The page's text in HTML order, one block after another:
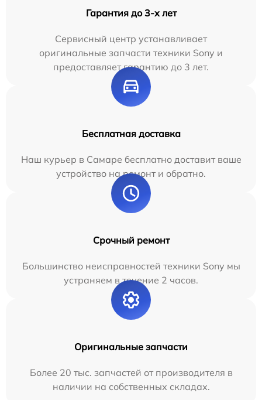
Гарантия до 3-х лет
Сервисный центр устанавливает
оригинальные запчасти техники Sony и
предоставляет гарантию до 3 лет.
Бесплатная доставка
Наш курьер в Самаре бесплатно доставит ваше
устройство на ремонт и обратно.
Срочный ремонт
Большинство неисправностей техники Sony мы
устраняем в течение 2 часов.
Оригинальные запчасти
Более 20 тыс. запчастей от производителя в
наличии на собственных складах.